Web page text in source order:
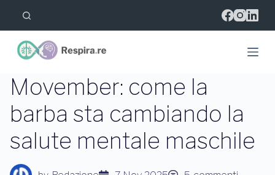
l
l
c
n
t
n
t
Movember: come la
barba sta cambiando la
salute mentale maschile